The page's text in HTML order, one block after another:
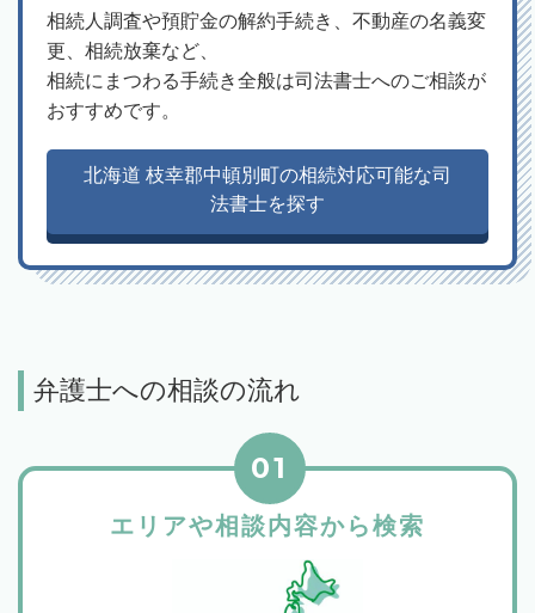
相続人調査や預貯金の解約手続き、不動産の名義変
更、相続放棄など、
相続にまつわる手続き全般は司法書士へのご相談が
おすすめです。
北海道 枝幸郡中頓別町の相続対応可能な司
法書士を探す
弁護士への相談の流れ
エリアや相談内容から検索
01